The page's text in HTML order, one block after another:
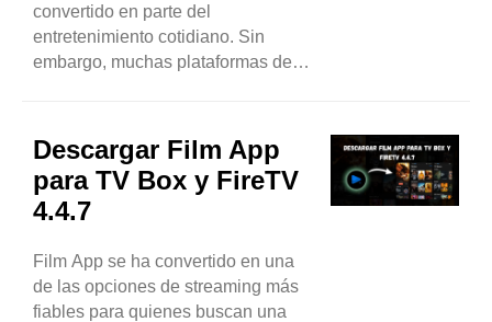
convertido en parte del
entretenimiento cotidiano. Sin
embargo, muchas plataformas de
para muchos usuarios. Es aquí
donde Film App se convierte en una
opción popular. Permite a los
usuarios ver películas y series...
Descargar Film App
para TV Box y FireTV
4.4.7
Film App se ha convertido en una
de las opciones de streaming más
fiables para quienes buscan una